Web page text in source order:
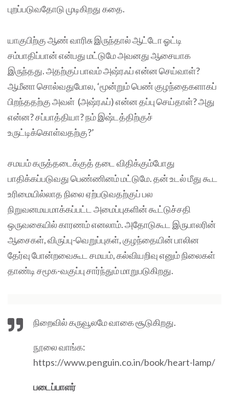
புறப்படுவதோடு முடிகிறது கதை.
யாகுபிற்கு ஆண் வாரிசு இருந்தால் ஆட்டோ ஓட்டி
சம்பாதிப்பான் என்பது மட்டுமே அவனது ஆசையாக
இருந்தது. அதற்குப் பாவம் அஷ்ரஃப் என்ன செய்வாள்?
ஆமீனா சொல்வதுபோல, ‘மூன்றும் பெண் குழந்தைகளாகப்
பிறந்ததற்கு அவள் (அஷ்ரஃப்) என்ன தப்பு செய்தாள்? அது
என்ன? சப்பாத்தியா? நம் இஷ்டத்திற்குச்
உருட்டிக்கொள்வதற்கு?’
சமயம் கருத்தடைக்குத் தடை விதிக்கும்போது
பாதிக்கப்படுவது பெண்ணினம் மட்டுமே. தன் உடல் மீது கூட
உரிமையில்லாத நிலை ஏற்படுவதற்குப் பல
நிறுவனமயமாக்கப்பட்ட அமைப்புகளின் கூட்டுச்சதி
ஒருவகையில் காரணம் எனலாம். அதோடுகூட இருபாலரின்
ஆசைகள், விருப்பு-வெறுப்புகள், குழந்தையின் பாலின
தேர்வு போன்றவைகூட சமயம், கல்வியறிவு எனும் நிலைகள்
தாண்டி சமூக-வகுப்பு சார்ந்தும் மாறுபடுகிறது.
நிறைவில் கருவூலமே வாகை சூடுகிறது.
நூலை வாங்க:
https://www.penguin.co.in/book/heart-lamp/
படைப்பாளர்